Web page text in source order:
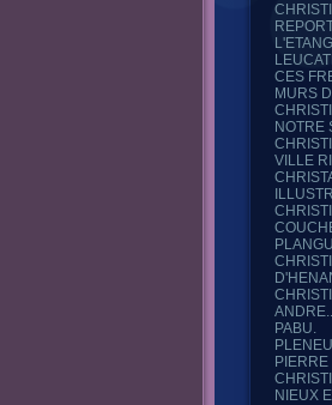
CES
MURS
NOTRE
VILLE
PABU.
NIEUX